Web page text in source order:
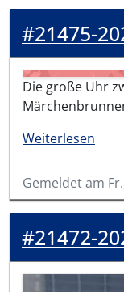
#21475-
Die große Uhr
Weiterlesen
Gemeldet am
#21472-